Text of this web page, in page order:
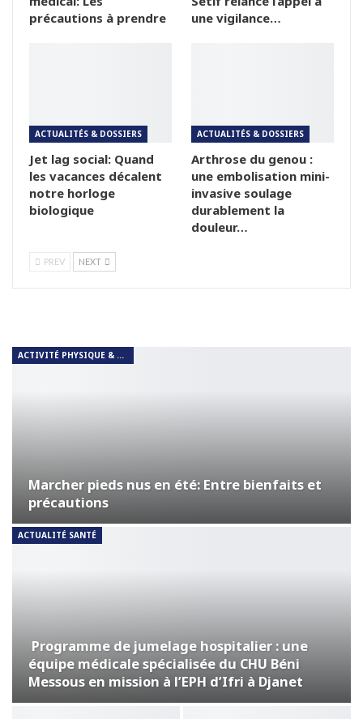
précautions à prendre
une vigilance…
ACTUALITÉS & DOSSIERS
Jet lag social: Quand
les vacances décalent
notre horloge
biologique
ACTUALITÉS & DOSSIERS
Arthrose du genou :
une embolisation mini-
invasive soulage
durablement la
douleur…
PREV NEXT
ACTIVITÉ PHYSIQUE & RESPIRATION
Marcher pieds nus en été: Entre bienfaits et
précautions
ACTUALITÉ SANTÉ
Programme de jumelage hospitalier : une
équipe médicale spécialisée du CHU Béni
Messous en mission à l’EPH d’Ifri à Djanet